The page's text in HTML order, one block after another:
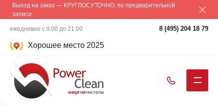
Выезд на заказ — КРУГЛОСУТОЧНО, по предварительной
записи
ежедневно с 9:00 до 21:00 8 (495) 204 18 79
Хорошее место 2025